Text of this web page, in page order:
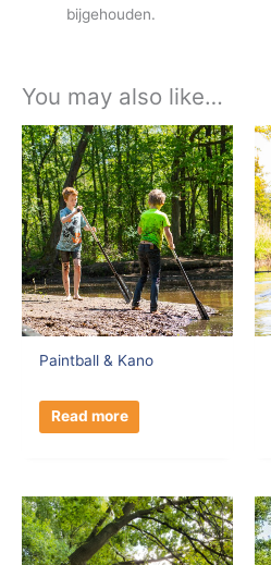
bijgehouden.
You may also like…
Paintball & Kano
Read more